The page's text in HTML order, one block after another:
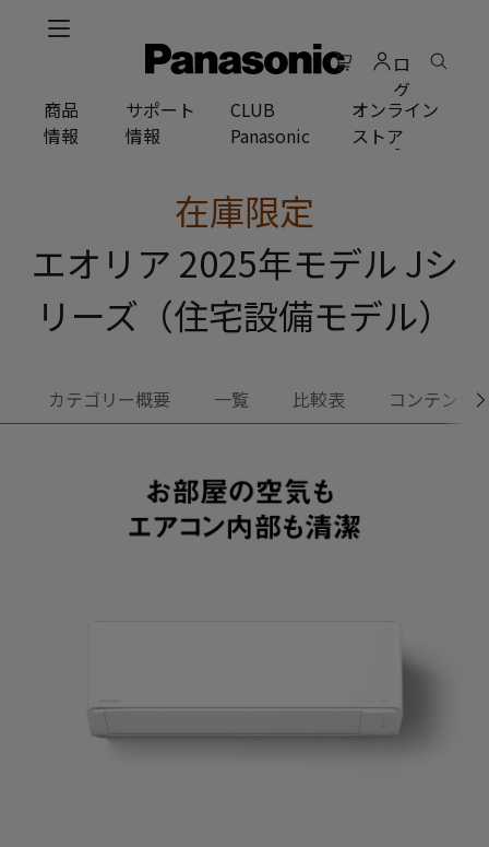
ロ
グ
イ
ン
商品
情報
サポート
情報
CLUB
Panasonic
オンライン
ストア
在庫限定
エオリア 2025年モデル Jシ
リーズ（住宅設備モデル）
カテゴリー概要 一覧 比較表 コンテンツ